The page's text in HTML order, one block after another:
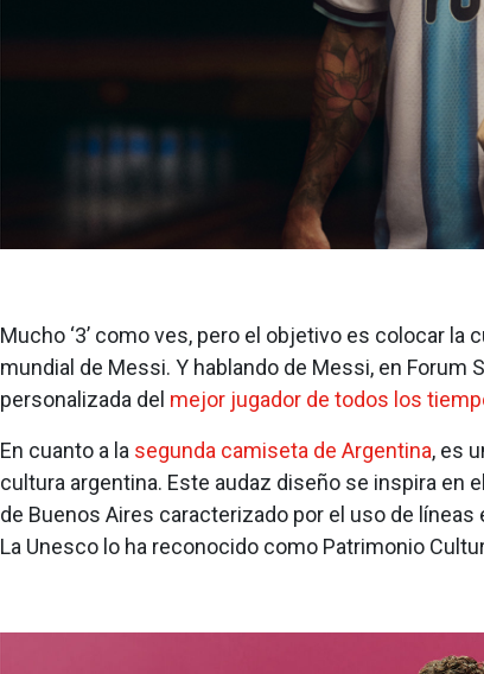
Mucho ‘3’ como ves, pero el objetivo es colocar
mundial de Messi. Y hablando de Messi, en
personalizada del mejor jugador de todos los
En cuanto a la segunda camiseta de Argentina, es
cultura argentina. Este audaz diseño se inspira en
de Buenos Aires caracterizado por el uso de
La Unesco lo ha reconocido como Patrimonio